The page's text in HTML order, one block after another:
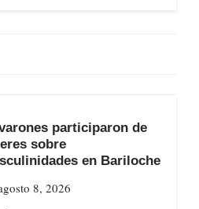
participaron de
sobre
en Bariloche
8, 2026